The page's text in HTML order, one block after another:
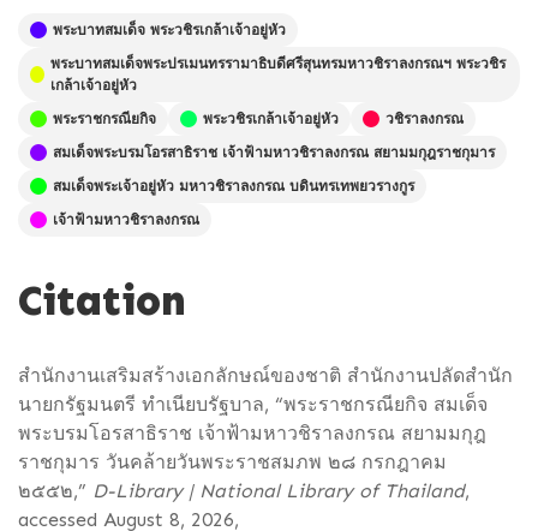
พระบาทสมเด็จ พระวชิรเกล้าเจ้าอยู่หัว
พระบาทสมเด็จพระปรเมนทรรามาธิบดีศรีสุนทรมหาวชิราลงกรณฯ พระวชิร
เกล้าเจ้าอยู่หัว
พระราชกรณียกิจ
พระวชิรเกล้าเจ้าอยู่หัว
วชิราลงกรณ
สมเด็จพระบรมโอรสาธิราช เจ้าฟ้ามหาวชิราลงกรณ สยามมกุฎราชกุมาร
สมเด็จพระเจ้าอยู่หัว มหาวชิราลงกรณ บดินทรเทพยวรางกูร
เจ้าฟ้ามหาวชิราลงกรณ
Citation
สำนักงานเสริมสร้างเอกลักษณ์ของชาติ สำนักงานปลัดสำนัก
นายกรัฐมนตรี ทำเนียบรัฐบาล, “พระราชกรณียกิจ สมเด็จ
พระบรมโอรสาธิราช เจ้าฟ้ามหาวชิราลงกรณ สยามมกุฎ
ราชกุมาร วันคล้ายวันพระราชสมภพ ๒๘ กรกฎาคม
๒๕๕๒,” D-Library | National Library of Thailand,
accessed August 8, 2026,